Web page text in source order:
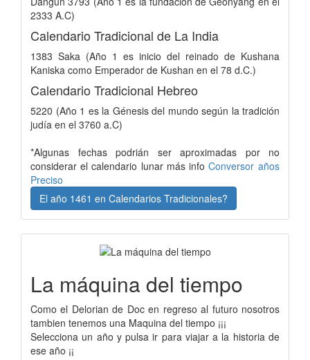
2333 A.C)
Calendario Tradicional de La India
1383 Saka (Año 1 es inicio del reinado de Kushana
Kaniska como Emperador de Kushan en el 78 d.C.)
Calendario Tradicional Hebreo
5220 (Año 1 es la Génesis del mundo según la tradición
judía en el 3760 a.C)
*Algunas fechas podrián ser aproximadas por no
considerar el calendario lunar más info Conversor años
Preciso
El año 1461 en Calendarios Tradicionales?
La máquina del tiempo
Como el Delorian de Doc en regreso al futuro nosotros
tambien tenemos una Maquina del tiempo ¡¡¡
Selecciona un año y pulsa ir para viajar a la historia de
ese año ¡¡